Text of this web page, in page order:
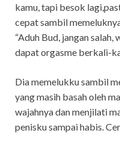
kamu, tapi besok
cepat sambil
“Aduh Bud, jangan
dapat orgasme berkali-
Dia memelukku sambil
yang masih basah oleh
wajahnya dan menjilati
penisku sampai habis.